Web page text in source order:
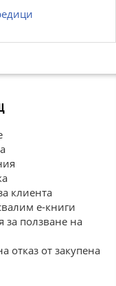
клиента
е-книги
за ползване на
отказ от закупена